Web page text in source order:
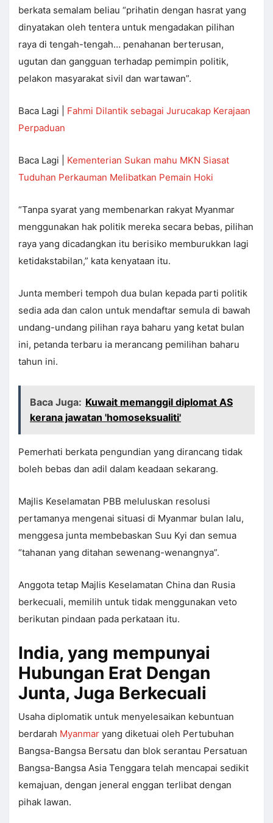
berkata semalam beliau “prihatin dengan hasrat yang
dinyatakan oleh tentera untuk mengadakan pilihan
raya di tengah-tengah… penahanan berterusan,
ugutan dan gangguan terhadap pemimpin politik,
pelakon masyarakat sivil dan wartawan”.
Baca Lagi | Fahmi Dilantik sebagai Jurucakap Kerajaan
Perpaduan
Baca Lagi | Kementerian Sukan mahu MKN Siasat
Tuduhan Perkauman Melibatkan Pemain Hoki
“Tanpa syarat yang membenarkan rakyat Myanmar
menggunakan hak politik mereka secara bebas, pilihan
raya yang dicadangkan itu berisiko memburukkan lagi
ketidakstabilan,” kata kenyataan itu.
Junta memberi tempoh dua bulan kepada parti politik
sedia ada dan calon untuk mendaftar semula di bawah
undang-undang pilihan raya baharu yang ketat bulan
ini, petanda terbaru ia merancang pemilihan baharu
tahun ini.
Baca Juga: Kuwait memanggil diplomat AS
kerana jawatan 'homoseksualiti'
Pemerhati berkata pengundian yang dirancang tidak
boleh bebas dan adil dalam keadaan sekarang.
Majlis Keselamatan PBB meluluskan resolusi
pertamanya mengenai situasi di Myanmar bulan lalu,
menggesa junta membebaskan Suu Kyi dan semua
“tahanan yang ditahan sewenang-wenangnya”.
Anggota tetap Majlis Keselamatan China dan Rusia
berkecuali, memilih untuk tidak menggunakan veto
berikutan pindaan pada perkataan itu.
India, yang mempunyai
Hubungan Erat Dengan
Junta, Juga Berkecuali
Usaha diplomatik untuk menyelesaikan kebuntuan
berdarah Myanmar yang diketuai oleh Pertubuhan
Bangsa-Bangsa Bersatu dan blok serantau Persatuan
Bangsa-Bangsa Asia Tenggara telah mencapai sedikit
kemajuan, dengan jeneral enggan terlibat dengan
pihak lawan.